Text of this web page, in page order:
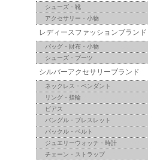
シューズ・靴
アクセサリー・小物
レディースファッションブランド
バッグ・財布・小物
シューズ・ブーツ
シルバーアクセサリーブランド
ネックレス・ペンダント
リング・指輪
ピアス
バングル・ブレスレット
バックル・ベルト
ジュエリーウォッチ・時計
チェーン・ストラップ